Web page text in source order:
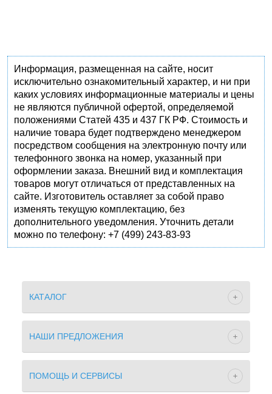
Информация, размещенная на сайте, носит
исключительно ознакомительный характер, и ни при
каких условиях информационные материалы и цены
не являются публичной офертой, определяемой
положениями Статей 435 и 437 ГК РФ. Стоимость и
наличие товара будет подтверждено менеджером
посредством сообщения на электронную почту или
телефонного звонка на номер, указанный при
оформлении заказа. Внешний вид и комплектация
товаров могут отличаться от представленных на
сайте. Изготовитель оставляет за собой право
изменять текущую комплектацию, без
дополнительного уведомления. Уточнить детали
можно по телефону: +7 (499) 243-83-93
КАТАЛОГ
НАШИ ПРЕДЛОЖЕНИЯ
ПОМОЩЬ И СЕРВИСЫ